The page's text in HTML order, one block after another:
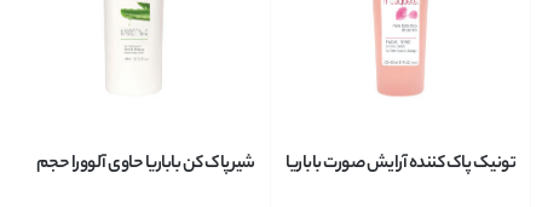
تونیک پاک کننده آرایش صورت باباریا
شیر پاک کن باباریا حاوی آلوورا حجم